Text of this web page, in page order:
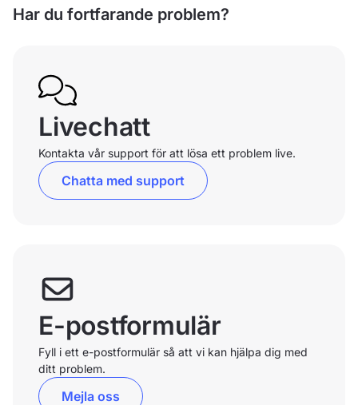
Har du fortfarande problem?
Livechatt
Kontakta vår support för att lösa ett problem live.
Chatta med support
E-postformulär
Fyll i ett e-postformulär så att vi kan hjälpa dig med
ditt problem.
Mejla oss